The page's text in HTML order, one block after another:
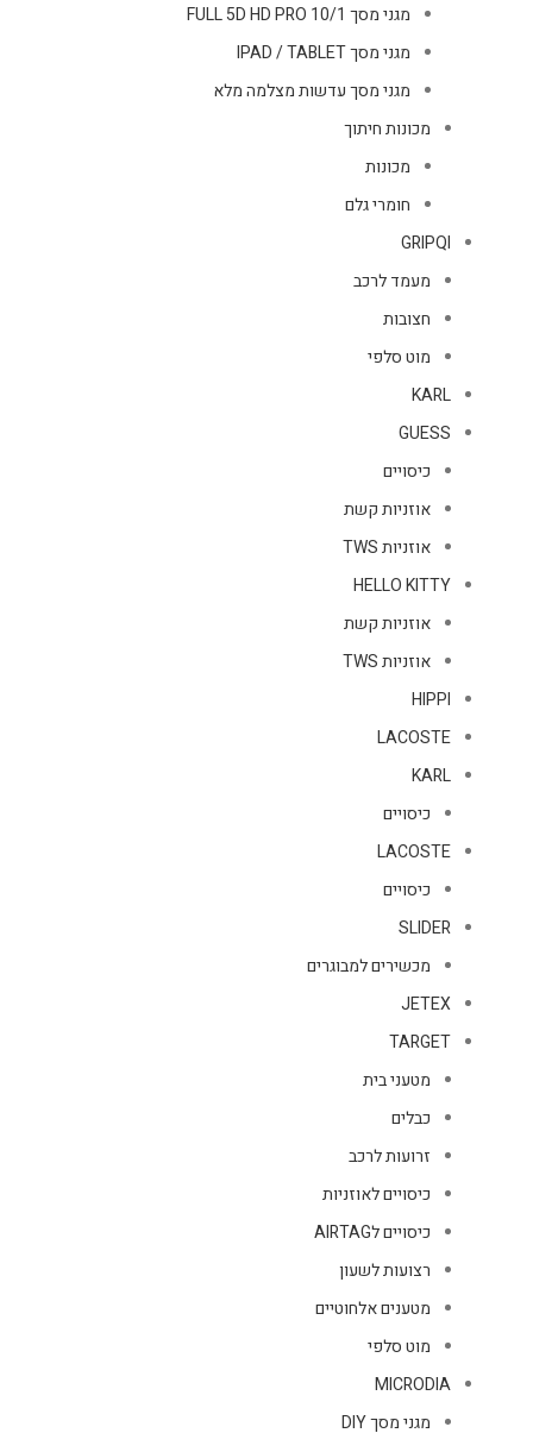
מגני מסך FULL 5D HD PRO 10/1
מגני מסך IPAD / TABLET
מגני מסך עדשות מצלמה מלא
מכונות חיתוך
מכונות
חומרי גלם
GRIPQI
מעמד לרכב
חצובות
מוט סלפי
KARL
GUESS
כיסויים
אוזניות קשת
אוזניות TWS
HELLO KITTY
אוזניות קשת
אוזניות TWS
HIPPI
LACOSTE
KARL
כיסויים
LACOSTE
כיסויים
SLIDER
מכשירים למבוגרים
JETEX
TARGET
מטעני בית
כבלים
זרועות לרכב
כיסויים לאוזניות
כיסויים לAIRTAG
רצועות לשעון
מטענים אלחוטיים
מוט סלפי
MICRODIA
מגני מסך DIY